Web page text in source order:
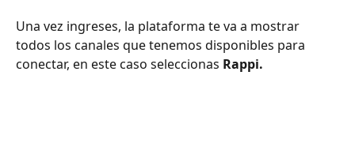
Una vez ingreses, la plataforma te va a mostrar
todos los canales que tenemos disponibles para
conectar, en este caso seleccionas Rappi.